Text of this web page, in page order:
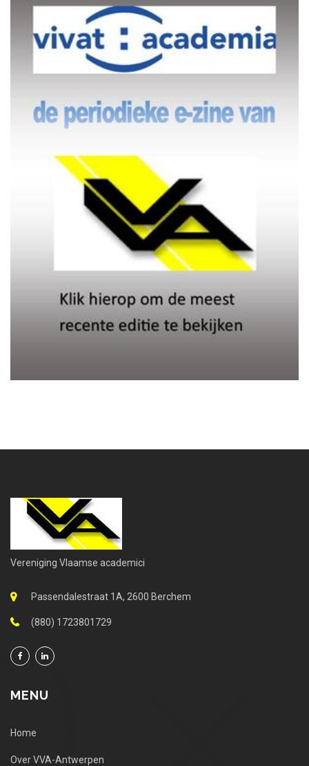
Vereniging Vlaamse academici
Passendalestraat 1A, 2600 Berchem
(880) 1723801729
MENU
Home
Over VVA-Antwerpen